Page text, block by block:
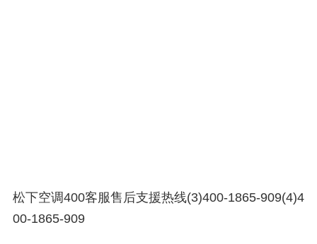
松下空调400客服售后支援热线(3)400-1865-909(4)4
00-1865-909